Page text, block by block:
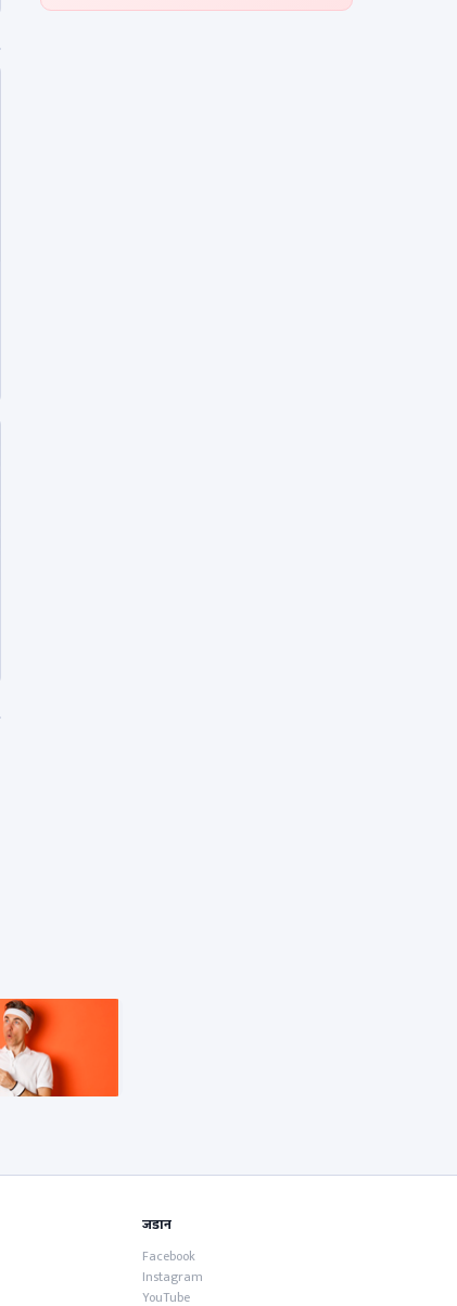
जडान
Facebook
Instagram
YouTube